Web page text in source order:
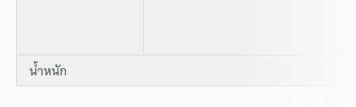
น้ำหนัก